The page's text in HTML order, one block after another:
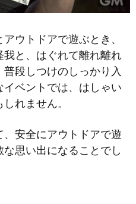
ウトドアで遊ぶとき、
と、はぐれて離れ離れ
段しつけのしっかり入
ベントでは、はしゃい
れません。
、安全にアウトドアで遊
思い出になることでし